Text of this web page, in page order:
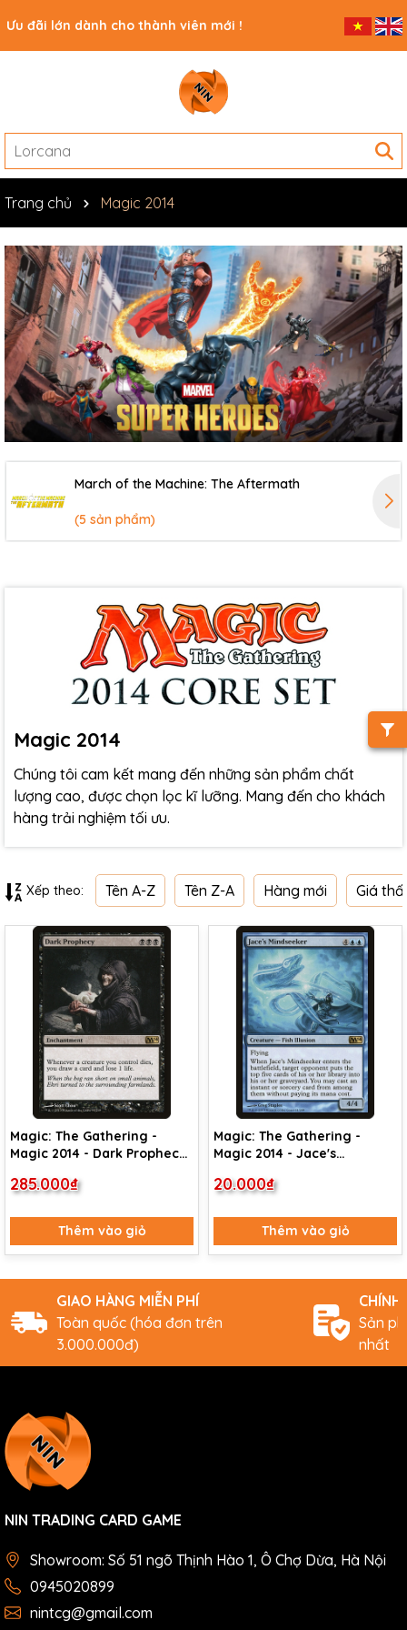
Ưu đãi lớn dành cho thành viên mới !
Trang chủ Magic 2014
March of the Machine: The Aftermath
(5 sản phẩm)
Magic 2014
Chúng tôi cam kết mang đến những sản phẩm chất
lượng cao, được chọn lọc kĩ lưỡng. Mang đến cho khách
hàng trải nghiệm tối ưu.
Xếp theo: Tên A-Z Tên Z-A Hàng mới Giá
Magic: The Gathering -
Magic 2014 - Dark Prophecy
285.000₫
Thêm vào giỏ
Magic: The Gathering -
Magic 2014 - Jace's
20.000₫
Thêm vào giỏ
GIAO HÀNG MIỄN PHÍ
Toàn quốc (hóa đơn trên
3.000.000đ)
CHÍNH
Sản
nhất
NIN TRADING CARD GAME
Showroom: Số 51 ngõ Thịnh Hào 1, Ô Chợ Dừa, Hà Nội
0945020899
nintcg@gmail.com